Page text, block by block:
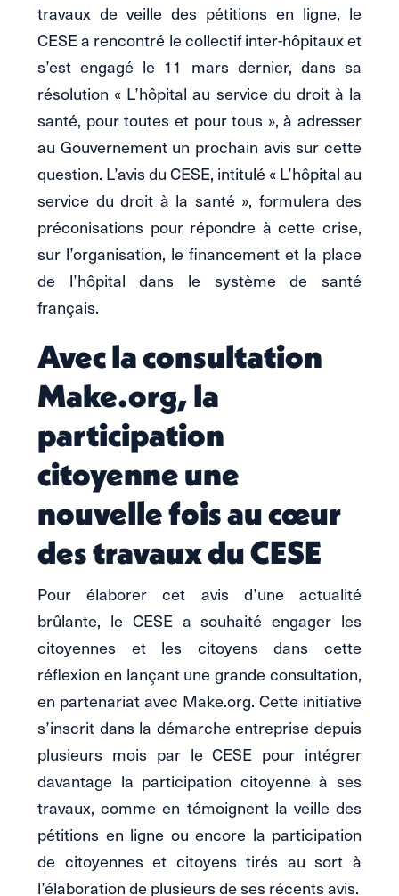
travaux de veille des pétitions en ligne, le
CESE a rencontré le collectif inter-hôpitaux et
s’est engagé le 11 mars dernier, dans sa
résolution « L’hôpital au service du droit à la
santé, pour toutes et pour tous », à adresser
au Gouvernement un prochain avis sur cette
question. L’avis du CESE, intitulé « L’hôpital au
service du droit à la santé », formulera des
préconisations pour répondre à cette crise,
sur l’organisation, le financement et la place
de l’hôpital dans le système de santé
français.
Avec la consultation
Make.org, la
participation
citoyenne une
nouvelle fois au cœur
des travaux du CESE
Pour élaborer cet avis d’une actualité
brûlante, le CESE a souhaité engager les
citoyennes et les citoyens dans cette
réflexion en lançant une grande consultation,
en partenariat avec Make.org. Cette initiative
s’inscrit dans la démarche entreprise depuis
plusieurs mois par le CESE pour intégrer
davantage la participation citoyenne à ses
travaux, comme en témoignent la veille des
pétitions en ligne ou encore la participation
de citoyennes et citoyens tirés au sort à
l’élaboration de plusieurs de ses récents avis.